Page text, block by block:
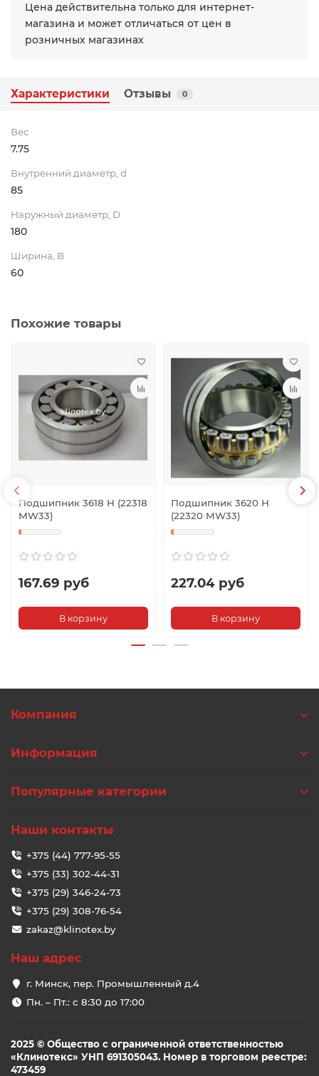
Цена действительна только для интернет-
магазина и может отличаться от цен в
розничных магазинах
Характеристики Отзывы 0
Вес
7.75
Внутренний диаметр, d
85
Наружный диаметр, D
180
Ширина, B
60
Похожие товары
Подшипник 3618 Н (22318
MW33)
167.69 руб
В корзину
Подшипник 3620 Н
(22320 MW33)
227.04 руб
В корзину
Компания
Информация
Популярные категории
Наши контакты
+375 (44) 777-95-55
+375 (33) 302-44-31
+375 (29) 346-24-73
+375 (29) 308-76-54
zakaz@klinotex.by
Наш адрес
г. Минск, пер. Промышленный д.4
Пн. – Пт.: с 8:30 до 17:00
2025 © Общество с ограниченной ответственностью
«Клинотекс» УНП 691305043. Номер в торговом реестре:
473459